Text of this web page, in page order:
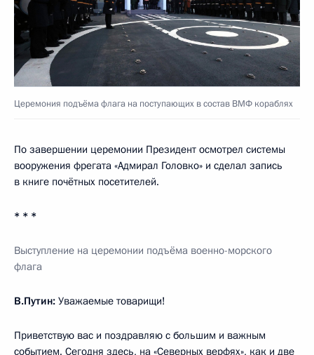
Церемония подъёма флага на поступающих в состав ВМФ кораблях
По завершении церемонии Президент осмотрел системы
вооружения фрегата «Адмирал Головко» и сделал запись
в книге почётных посетителей.
* * *
Выступление на церемонии подъёма военно-морского
флага
В.Путин: Уважаемые товарищи!
Приветствую вас и поздравляю с большим и важным
событием. Сегодня здесь, на «Северных верфях», как и две